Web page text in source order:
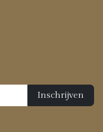
Inschrijven